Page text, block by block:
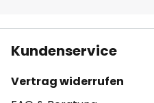
Kundenservice
Vertrag widerrufen